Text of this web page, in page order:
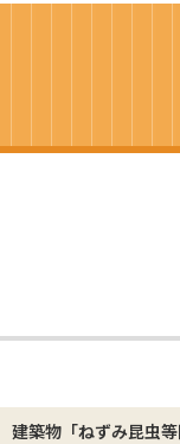
建築物「ねずみ昆虫